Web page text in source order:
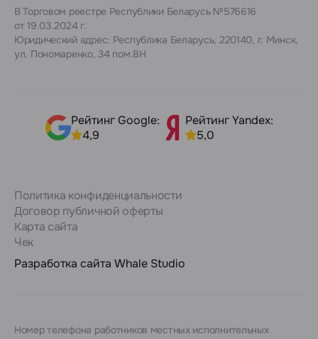
В Торговом реестре Республики Беларусь №576616
от 19.03.2024 г.
Юридический адрес: Республика Беларусь, 220140, г. Минск,
ул. Пономаренко, 34 пом.8Н
Рейтинг Google:
4,9
Рейтинг Yandex:
5,0
Политика конфиденциальности
Договор публичной оферты
Карта сайта
Чек
Разработка сайта Whale Studio
Номер телефона работников местных исполнительных